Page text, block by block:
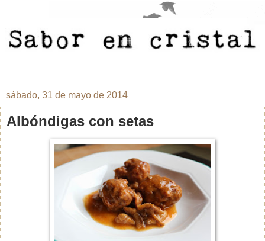
sábado, 31 de mayo de 2014
Albóndigas con setas